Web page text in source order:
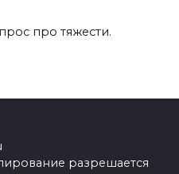
про тяжести.
разрешается